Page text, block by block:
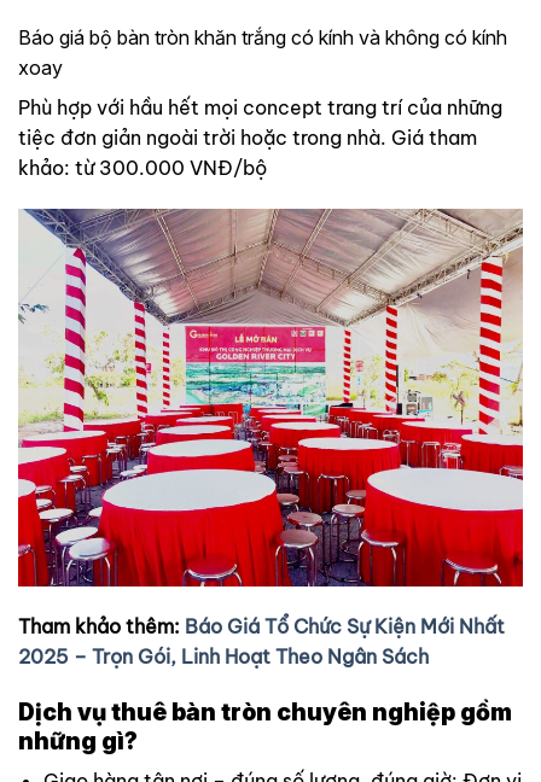
Báo giá bộ bàn tròn khăn trắng có kính và không có kính
xoay
Phù hợp với hầu hết mọi concept trang trí của những
tiệc đơn giản ngoài trời hoặc trong nhà. Giá tham
khảo: từ 300.000 VNĐ/bộ
Tham khảo thêm: Báo Giá Tổ Chức Sự Kiện Mới Nhất
2025 – Trọn Gói, Linh Hoạt Theo Ngân Sách
Dịch vụ thuê bàn tròn chuyên nghiệp gồm
những gì?